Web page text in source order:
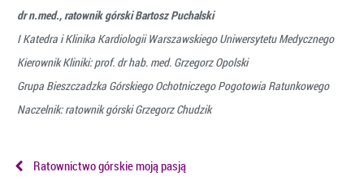
dr n.med., ratownik górski Bartosz Puchalski
I Katedra i Klinika Kardiologii Warszawskiego Uniwersytetu Medycznego
Kierownik Kliniki: prof. dr hab. med. Grzegorz Opolski
Grupa Bieszczadzka Górskiego Ochotniczego Pogotowia Ratunkowego
Naczelnik: ratownik górski Grzegorz Chudzik
Ratownictwo górskie moją pasją